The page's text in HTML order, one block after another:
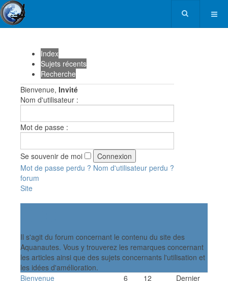
Index
Sujets récents
Recherche
Bienvenue, Invité
Nom d'utilisateur :
Mot de passe :
Se souvenir de moi
Mot de passe perdu ? Nom d'utilisateur perdu ?
forum
Site
Il s'agit du forum concernant le contenu du site des
Aquanautes. Vous y trouverez les remarques concernant
les articles ainsi que des sujets concernants l'utilisation et
les idées d'amélioration.
Bienvenue
6
12
Dernier